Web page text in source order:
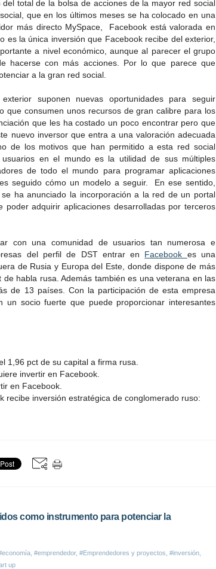
total de la bolsa de acciones de la mayor red social
que en los últimos meses se ha colocado en una
más directo MySpace, Facebook está valorada en
es la única inversión que Facebook recibe del exterior,
a nivel económico, aunque al parecer el grupo
hacerse con más acciones. Por lo que parece que
a la gran red social.
suponen nuevas oportunidades para seguir
que consumen unos recursos de gran calibre para los
que les ha costado un poco encontrar pero que
nuevo inversor que entra a una valoración adecuada
de los motivos que han permitido a esta red social
en el mundo es la utilidad de sus múltiples
de todo el mundo para programar aplicaciones
seguido cómo un modelo a seguir. En ese sentido,
ha anunciado la incorporación a la red de un portal
poder adquirir aplicaciones desarrolladas por terceros
con una comunidad de usuarios tan numerosa e
del perfil de DST entrar en Facebook es una
de Rusia y Europa del Este, donde dispone de más
habla rusa. Además también es una veterana en las
de 13 países. Con la participación de esta empresa
un socio fuerte que puede proporcionar interesantes
1,96 pct de su capital a firma rusa.
invertir en Facebook.
en Facebook.
recibe inversión estratégica de conglomerado ruso:
como instrumento para potenciar la
#emprendedor, #Emprendedores y proyectos #inversión
up